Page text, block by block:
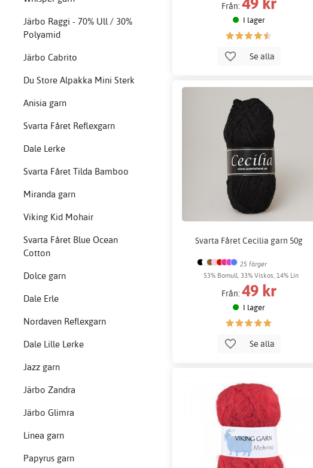
Järbo Raggi - 70% Ull / 30%
Polyamid
Järbo Cabrito
Du Store Alpakka Mini Sterk
Anisia garn
Svarta Fåret Reflexgarn
Dale Lerke
Svarta Fåret Tilda Bamboo
Miranda garn
Viking Kid Mohair
Svarta Fåret Blue Ocean
Cotton
Dolce garn
Dale Erle
Nordaven Reflexgarn
Dale Lille Lerke
Jazz garn
Järbo Zandra
Järbo Glimra
Linea garn
Papyrus garn
Från:
I lager
Se alla
Svarta Fåret Cecilia garn 50g
25 färger
53% Bomull, 33% Viskos, 14% Lin
Från: 49 kr
I lager
Se alla